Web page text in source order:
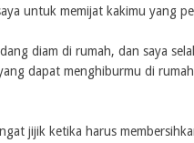
untuk memijat kakimu yang
diam di rumah, dan saya
dapat menghiburmu di
jijik ketika harus